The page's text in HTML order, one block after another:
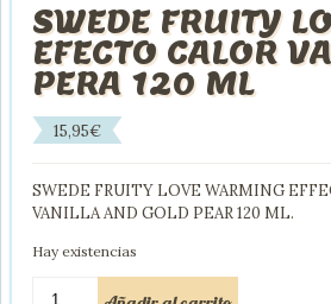
SWEDE FRUITY
EFECTO CALOR
PERA 120 ML
15,95€
SWEDE FRUITY LOVE WARMING
VANILLA AND GOLD PEAR 120 ML.
Hay existencias